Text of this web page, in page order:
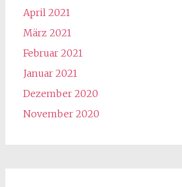
April 2021
März 2021
Februar 2021
Januar 2021
Dezember 2020
November 2020